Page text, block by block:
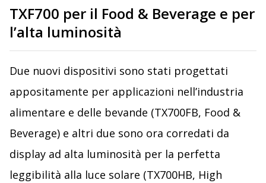
TXF700 per il Food & Beverage e per
l’alta luminosità
Due nuovi dispositivi sono stati progettati
appositamente per applicazioni nell’industria
alimentare e delle bevande (TX700FB, Food &
Beverage) e altri due sono ora corredati da
display ad alta luminosità per la perfetta
leggibilità alla luce solare (TX700HB, High